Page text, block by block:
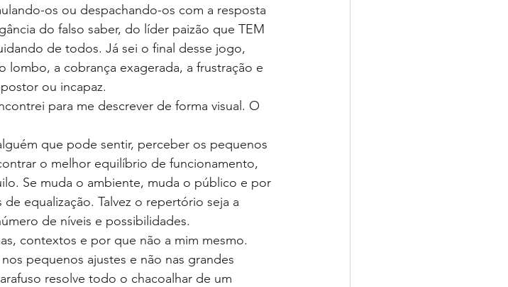
os ou despachando-os com a resposta
do falso saber, do líder paizão que TEM
de todos. Já sei o final desse jogo,
a cobrança exagerada, a frustração e
ou incapaz.
para me descrever de forma visual. O
que pode sentir, perceber os pequenos
o melhor equilíbrio de funcionamento,
Se muda o ambiente, muda o público e por
equalização. Talvez o repertório seja a
de níveis e possibilidades.
contextos e por que não a mim mesmo.
pequenos ajustes e não nas grandes
resolve todo o chacoalhar de um